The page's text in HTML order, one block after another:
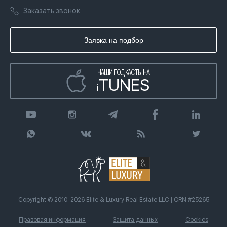
Гражданство ОАЭ
Книги
Инфографика
Агентство недвижимости
Заказать звонок
Заявка на подбор
НАШИ ПОДКАСТЫ НА
iTUNES
Copyright © 2010-2026 Elite & Luxury Real Estate LLC | ORN #25265
Правовая информация Защита данных Cookies